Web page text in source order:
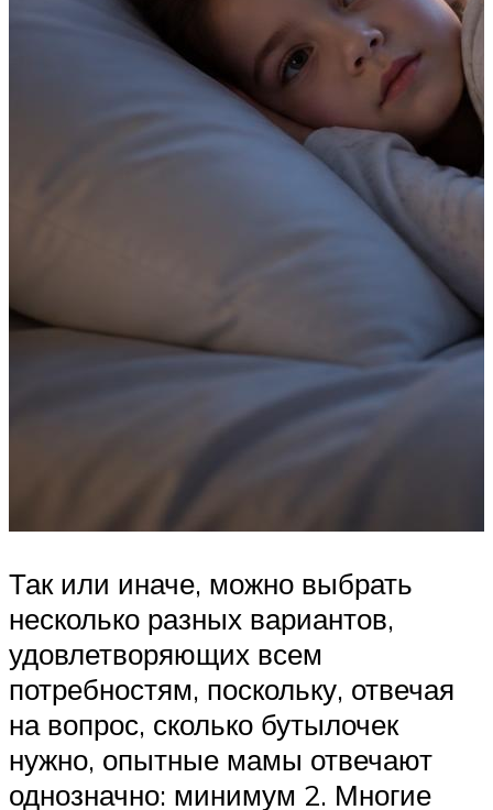
Так или иначе, можно выбрать
несколько разных вариантов,
удовлетворяющих всем
потребностям, поскольку, отвечая
на вопрос, сколько бутылочек
нужно, опытные мамы отвечают
однозначно: минимум 2. Многие